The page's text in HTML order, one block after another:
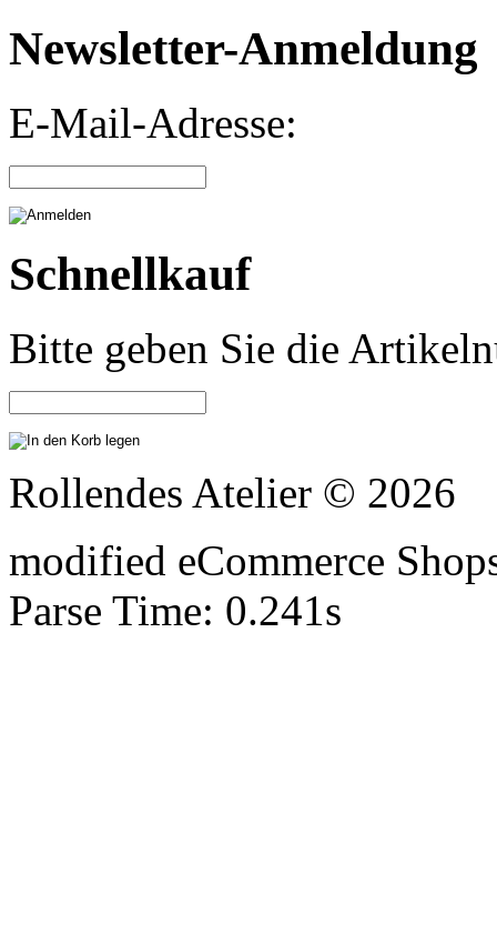
Newsletter-Anmeldung
E-Mail-Adresse:
Schnellkauf
Bitte geben Sie die
Rollendes Atelier © 2026
modified eCommerce
Parse Time: 0.241s